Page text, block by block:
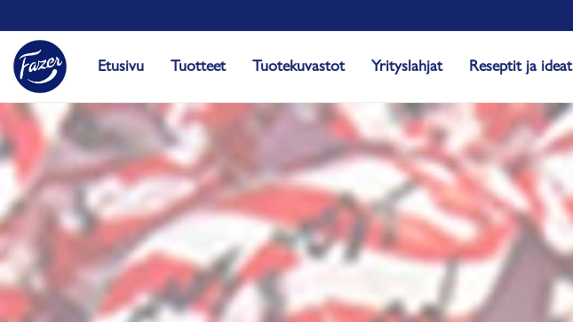
Etusivu Tuotteet Tuotekuvastot Yrityslahjat Reseptit ja ideat